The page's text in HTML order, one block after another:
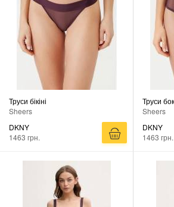
Труси бікіні
Sheers
DKNY
1463 грн.
Труси
Sheers
DKNY
1463 грн.